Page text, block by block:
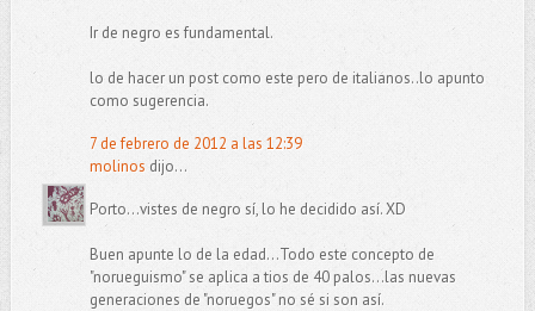
Ir de negro es fundamental.
lo de hacer un post como este pero de italianos..lo apunto
como sugerencia.
7 de febrero de 2012 a las 12:39
molinos dijo...
Porto...vistes de negro sí, lo he decidido así. XD
Buen apunte lo de la edad...Todo este concepto de
"norueguismo" se aplica a tios de 40 palos...las nuevas
generaciones de "noruegos" no sé si son así.